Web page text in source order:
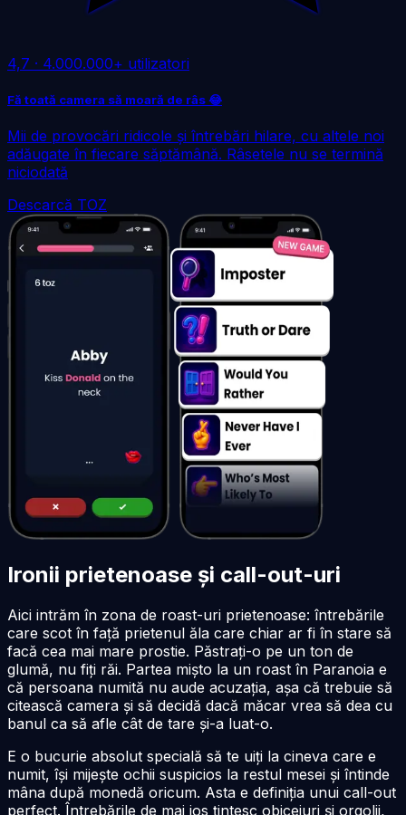
4,7 · 4.000.000+ utilizatori
Fă toată camera să moară de râs 😂
Mii de provocări ridicole și întrebări hilare, cu altele noi
adăugate în fiecare săptămână. Râsetele nu se termină
niciodată
Descarcă TOZ
Ironii prietenoase și call-out-uri
Aici intrăm în zona de roast-uri prietenoase: întrebările
care scot în față prietenul ăla care chiar ar fi în stare să
facă cea mai mare prostie. Păstrați-o pe un ton de
glumă, nu fiți răi. Partea mișto la un roast în Paranoia e
că persoana numită nu aude acuzația, așa că trebuie să
citească camera și să decidă dacă măcar vrea să dea cu
banul ca să afle cât de tare și-a luat-o.
E o bucurie absolut specială să te uiți la cineva care e
numit, își mijește ochii suspicios la restul mesei și întinde
mâna după monedă oricum. Asta e definiția unui call-out
perfect. Întrebările de mai jos țintesc obiceiuri și orgolii,